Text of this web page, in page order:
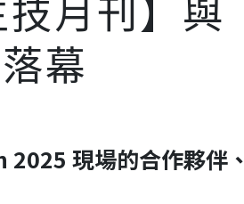
幕
現場的合作夥伴、